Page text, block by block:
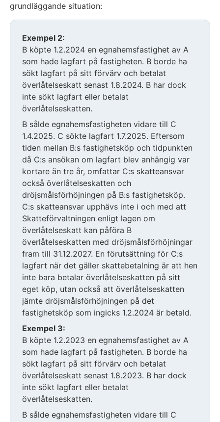
grundläggande situation:
Exemplet
inleds
Exempel 2:
B köpte 1.2.2024 en egnahemsfastighet av A
som hade lagfart på fastigheten. B borde ha
sökt lagfart på sitt förvärv och betalat
överlåtelseskatt senast 1.8.2024. B har dock
inte sökt lagfart eller betalat
överlåtelseskatten.
B sålde egnahemsfastigheten vidare till C
1.4.2025. C sökte lagfart 1.7.2025. Eftersom
tiden mellan B:s fastighetsköp och tidpunkten
då C:s ansökan om lagfart blev anhängig var
kortare än tre år, omfattar C:s skatteansvar
också överlåtelseskatten och
dröjsmålsförhöjningen på B:s fastighetsköp.
C:s skatteansvar upphävs inte i och med att
Skatteförvaltningen enligt lagen om
överlåtelseskatt kan påföra B
överlåtelseskatten med dröjsmålsförhöjningar
fram till 31.12.2027. En förutsättning för C:s
lagfart när det gäller skattebetalning är att hen
inte bara betalar överlåtelseskatten på sitt
eget köp, utan också att överlåtelseskatten
jämte dröjsmålsförhöjningen på det
fastighetsköp som ingicks 1.2.2024 är betald.
Exempel 3:
B köpte 1.2.2023 en egnahemsfastighet av A
som hade lagfart på fastigheten. B borde ha
sökt lagfart på sitt förvärv och betalat
överlåtelseskatt senast 1.8.2023. B har dock
inte sökt lagfart eller betalat
överlåtelseskatten.
B sålde egnahemsfastigheten vidare till C